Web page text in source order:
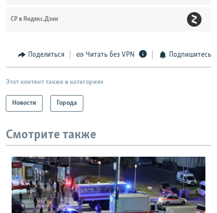
СР в Яндекс.Дзен
Поделиться Читать без VPN Подпишитесь
Этот контент также в категориях
Новости Города
Смотрите также